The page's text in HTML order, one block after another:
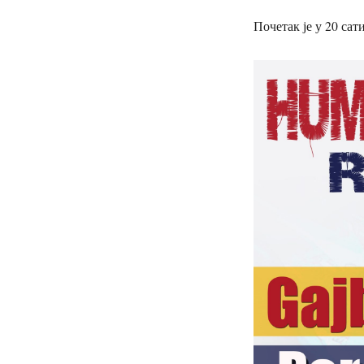
Почетак је у 20